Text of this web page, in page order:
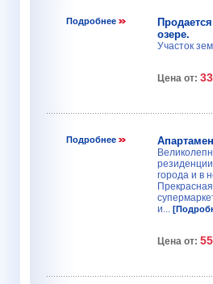
Подробнее
озере.
Участок
Цена от:
Подробнее
города и в
и...
Цена от: